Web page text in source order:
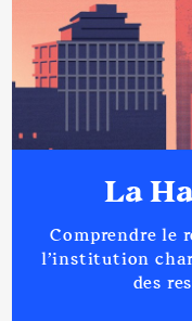
La
Comprendre le
l’institution
des